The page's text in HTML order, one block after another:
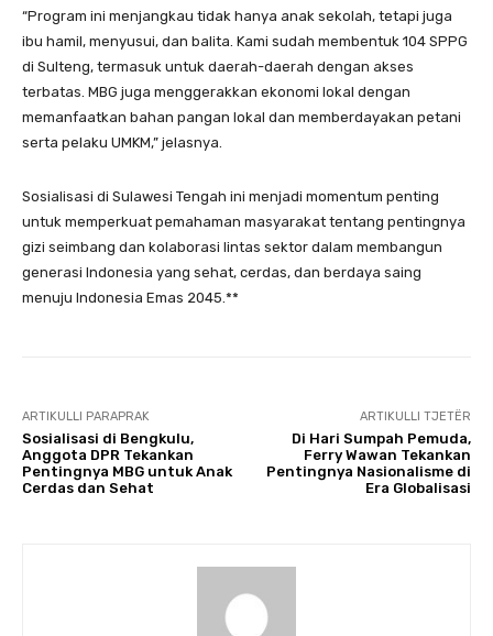
“Program ini menjangkau tidak hanya anak sekolah, tetapi juga
ibu hamil, menyusui, dan balita. Kami sudah membentuk 104 SPPG
di Sulteng, termasuk untuk daerah-daerah dengan akses
terbatas. MBG juga menggerakkan ekonomi lokal dengan
memanfaatkan bahan pangan lokal dan memberdayakan petani
serta pelaku UMKM,” jelasnya.
Sosialisasi di Sulawesi Tengah ini menjadi momentum penting
untuk memperkuat pemahaman masyarakat tentang pentingnya
gizi seimbang dan kolaborasi lintas sektor dalam membangun
generasi Indonesia yang sehat, cerdas, dan berdaya saing
menuju Indonesia Emas 2045.**
ARTIKULLI PARAPRAK
Sosialisasi di Bengkulu,
Anggota DPR Tekankan
Pentingnya MBG untuk Anak
Cerdas dan Sehat
ARTIKULLI TJETËR
Di Hari Sumpah Pemuda,
Ferry Wawan Tekankan
Pentingnya Nasionalisme di
Era Globalisasi